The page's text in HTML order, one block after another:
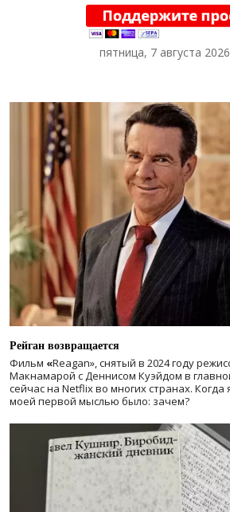
пятница, 7 августа
Рейган возвращается
Фильм «Reagan», снятый в 2024 году
Макнамарой с Деннисом Куэйдом в
сейчас на Netflix во многих странах.
моей первой мыслью было: зачем?